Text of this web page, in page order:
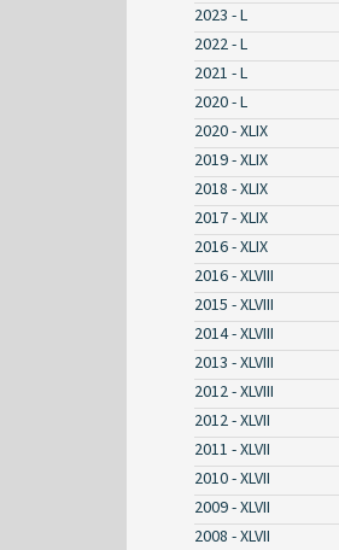
2023 - L
2022 - L
2021 - L
2020 - L
2020 - XLIX
2019 - XLIX
2018 - XLIX
2017 - XLIX
2016 - XLIX
2016 - XLVIII
2015 - XLVIII
2014 - XLVIII
2013 - XLVIII
2012 - XLVIII
2012 - XLVII
2011 - XLVII
2010 - XLVII
2009 - XLVII
2008 - XLVII